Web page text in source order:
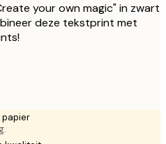
your own magic" in zwart
deze tekstprint met
papier